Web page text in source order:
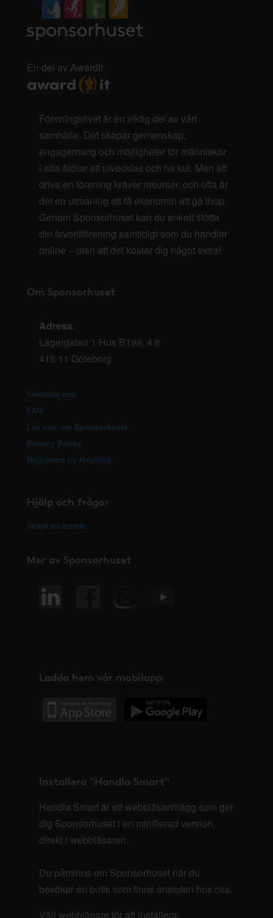
En del av AwardIt
Föreningslivet är en viktig del av vårt
samhälle. Det skapar gemenskap,
engagemang och möjligheter för människor
i alla åldrar att utvecklas och ha kul. Men att
driva en förening kräver resurser, och ofta är
det en utmaning att få ekonomin att gå ihop.
Genom Sponsorhuset kan du enkelt stötta
din favoritförening samtidigt som du handlar
online – utan att det kostar dig något extra!
Om Sponsorhuset
Adress:
Lagergatan 1 Hus B19a, 4 tr
415 11 Göteborg
Kontakta oss
FAQ
Läs mer om Sponsorhuset
Privacy Policy
Registrera ny förening
Hjälp och frågor
Skapa ett ärende
Mer av Sponsorhuset
Ladda hem vår mobilapp
Installera "Handla Smart"
Handla Smart är ett webbläsartillägg som ger
dig Sponsorhuset i en minifierad version,
direkt i webbläsaren.
Du påminns om Sponsorhuset när du
besöker en butik som finns ansluten hos oss.
Välj webbläsare för att installera: